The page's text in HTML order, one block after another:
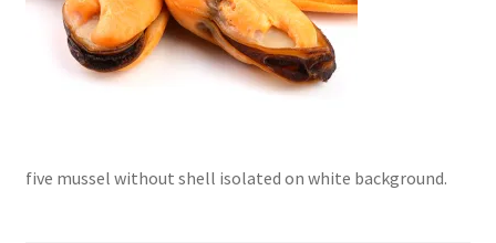
Menaje, Complementos y Servicios
Métodos de pago
Novedades
five mussel without shell isolated on white background.